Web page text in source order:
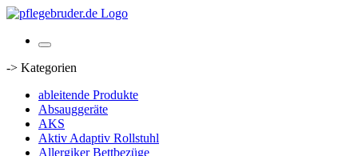
-> Kategorien
ableitende Produkte
Absauggeräte
AKS
Aktiv Adaptiv Rollstuhl
Allergiker Bettbezüge